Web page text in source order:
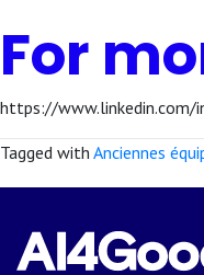
For
https://www.linkedin.com/
Tagged with Anciennes